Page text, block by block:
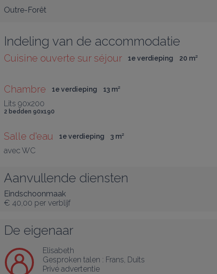
Outre-Forêt
Indeling van de accommodatie
Cuisine ouverte sur séjour 1e verdieping 20 m²
Chambre 1e verdieping 13 m²
Lits 90x200
2 bedden 90x190
Salle d'eau 1e verdieping 3 m²
avec WC
Aanvullende diensten
Eindschoonmaak
€ 40,00 per verblijf
De eigenaar
Elisabeth
Gesproken talen : Frans, Duits
Privé advertentie